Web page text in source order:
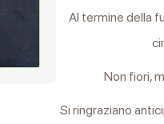
Al termine della
Non fiori,
Si ringraziano